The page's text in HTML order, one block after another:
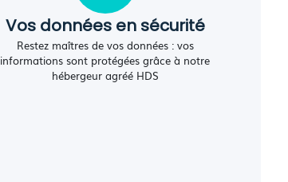
Vos données en sécurité
Restez maîtres de vos données : vos
informations sont protégées grâce à notre
hébergeur agréé HDS